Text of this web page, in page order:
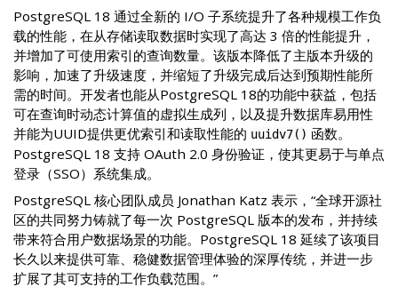
PostgreSQL 18 通过全新的 I/O 子系统提升了各种规模工作负
载的性能，在从存储读取数据时实现了高达 3 倍的性能提升，
并增加了可使用索引的查询数量。该版本降低了主版本升级的
影响，加速了升级速度，并缩短了升级完成后达到预期性能所
需的时间。开发者也能从PostgreSQL 18的功能中获益，包括
可在查询时动态计算值的虚拟生成列，以及提升数据库易用性
并能为UUID提供更优索引和读取性能的 uuidv7() 函数。
PostgreSQL 18 支持 OAuth 2.0 身份验证，使其更易于与单点
登录（SSO）系统集成。
PostgreSQL 核心团队成员 Jonathan Katz 表示，“全球开源社
区的共同努力铸就了每一次 PostgreSQL 版本的发布，并持续
带来符合用户数据场景的功能。PostgreSQL 18 延续了该项目
长久以来提供可靠、稳健数据管理体验的深厚传统，并进一步
扩展了其可支持的工作负载范围。”